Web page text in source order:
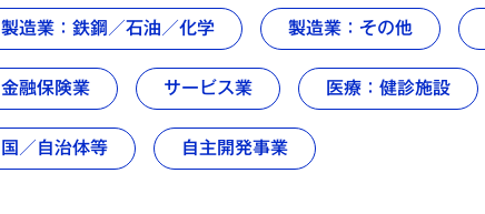
製造業：鉄鋼／石油／化学 製造業：その他
金融保険業 サービス業 医療：健診施設
国／自治体等 自主開発事業